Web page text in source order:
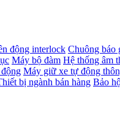
động interlock Chuông báo
Máy bộ đàm Hệ thống âm
Máy giữ xe tự động
bị ngành bán hàng Bảo